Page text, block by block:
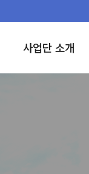
사업단 소개